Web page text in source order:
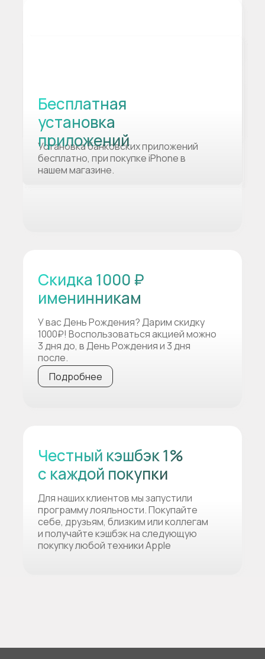
Установка банковских приложений
бесплатно, при покупке iPhone в
нашем магазине.
Бесплатная
установка
приложений
Подробнее
Скидка 1000 ₽
именинникам
Для наших клиентов мы запустили
программу лояльности. Покупайте
себе, друзьям, близким или коллегам
и получайте кэшбэк на следующую
покупку любой техники Apple
Честный кэшбэк 1%
с каждой покупки
У вас День Рождения? Дарим скидку
1000₽! Воспользоваться акцией можно
3 дня до, в День Рождения и 3 дня
после.